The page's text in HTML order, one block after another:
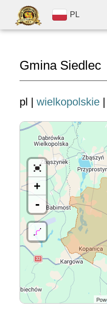
PL
Gmina Siedlec
pl | wielkopolskie |
+
-